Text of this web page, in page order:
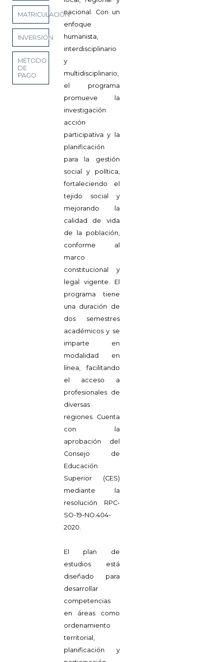
MATRICULACIÓN
INVERSIÓN
MÉTODO
DE
PAGO
nacional. Con un
enfoque
humanista,
interdisciplinario
y
multidisciplinario,
el programa
promueve la
investigación
acción
participativa y la
planificación
para la gestión
social y política,
fortaleciendo el
tejido social y
mejorando la
calidad de vida
de la población,
conforme al
marco
constitucional y
legal vigente. El
programa tiene
una duración de
dos semestres
académicos y se
imparte en
modalidad en
línea, facilitando
el acceso a
profesionales de
diversas
regiones. Cuenta
con la
aprobación del
Consejo de
Educación
Superior (CES)
mediante la
resolución RPC-
SO-19-NO.404-
2020.
El plan de
estudios está
diseñado para
desarrollar
competencias
en áreas como
ordenamiento
territorial,
planificación y